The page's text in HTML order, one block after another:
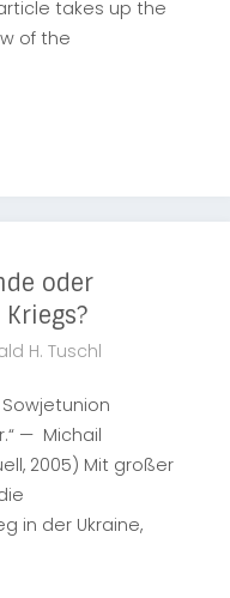
takes up the
of the
oder
H. Tuschl
— Michail
2005) Mit großer
in der Ukraine,